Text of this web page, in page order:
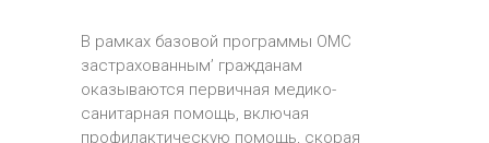
В рамках базовой программы ОМС
застрахованным’ гражданам
оказываются первичная медико-
санитарная помощь, включая
профилактическую помощь, скорая